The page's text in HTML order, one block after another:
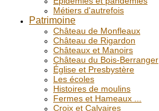
Métiers d'autrefois
Patrimoine
Château de Monfleaux
Château de Rigardon
Châteaux et Manoirs
Château du Bois-Berranger
Église et Presbystère
Les écoles
Histoires de moulins
Fermes et Hameaux ...
Croix et Calvaires